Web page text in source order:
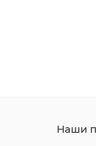
Наши